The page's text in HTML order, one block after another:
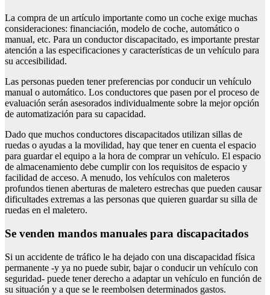
La compra de un artículo importante como un coche exige muchas
consideraciones: financiación, modelo de coche, automático o
manual, etc. Para un conductor discapacitado, es importante prestar
atención a las especificaciones y características de un vehículo para
su accesibilidad.
Las personas pueden tener preferencias por conducir un vehículo
manual o automático. Los conductores que pasen por el proceso de
evaluación serán asesorados individualmente sobre la mejor opción
de automatización para su capacidad.
Dado que muchos conductores discapacitados utilizan sillas de
ruedas o ayudas a la movilidad, hay que tener en cuenta el espacio
para guardar el equipo a la hora de comprar un vehículo. El espacio
de almacenamiento debe cumplir con los requisitos de espacio y
facilidad de acceso. A menudo, los vehículos con maleteros
profundos tienen aberturas de maletero estrechas que pueden causar
dificultades extremas a las personas que quieren guardar su silla de
ruedas en el maletero.
Se venden mandos manuales para discapacitados
Si un accidente de tráfico le ha dejado con una discapacidad física
permanente -y ya no puede subir, bajar o conducir un vehículo con
seguridad- puede tener derecho a adaptar un vehículo en función de
su situación y a que se le reembolsen determinados gastos.